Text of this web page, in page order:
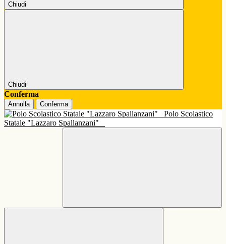
Chiudi
Chiudi
Conferma
Annulla Conferma
Polo Scolastico
Statale "Lazzaro Spallanzani"